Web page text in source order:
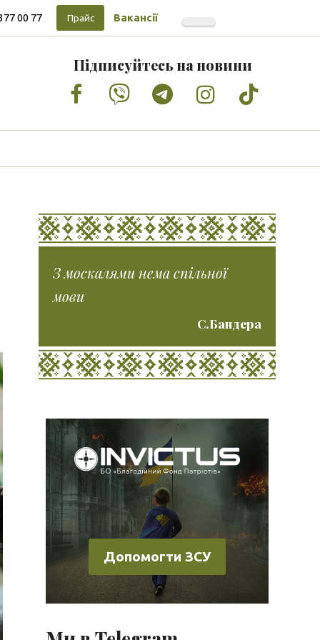
00 77 Прайс Вакансії
Підписуйтесь на новини
Facebook
VimeoTumblrInstagram
Tiktok
З москалями нема спільної
мови
С.Бандера
Допомогти ЗСУ